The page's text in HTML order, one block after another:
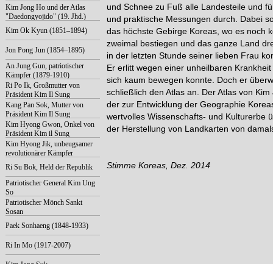
Kim Jong Ho und der Atlas
"Daedongyojido" (19. Jhd.)
Kim Ok Kyun (1851–1894)
Jon Pong Jun (1854–1895)
An Jung Gun, patriotischer
Kämpfer (1879-1910)
Ri Po Ik, Großmutter von
Präsident Kim Il Sung
Kang Pan Sok, Mutter von
Präsident Kim Il Sung
Kim Hyong Gwon, Onkel von
Präsident Kim il Sung
Kim Hyong Jik, unbeugsamer
revolutionärer Kämpfer
Ri Su Bok, Held der Republik
Patriotischer General Kim Ung
So
Patriotischer Mönch Sankt
Sosan
Paek Sonhaeng (1848-1933)
Ri In Mo (1917-2007)
und Schnee zu Fuß alle Landesteile und
und praktische Messungen durch. Dabei
das höchste Gebirge Koreas, wo es noch
zweimal bestiegen und das ganze Land
in der letzten Stunde seiner lieben Frau
Er erlitt wegen einer unheilbaren
sich kaum bewegen konnte. Doch er
schließlich den Atlas an. Der Atlas von
der zur Entwicklung der Geographie
wertvolles Wissenschafts- und Kulturerbe
der Herstellung von Landkarten von
Stimme Koreas, Dez. 2014